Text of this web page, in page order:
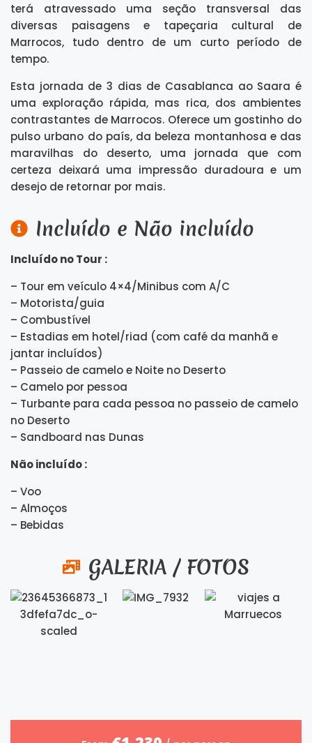
terá atravessado uma seção transversal das
diversas paisagens e tapeçaria cultural de
Marrocos, tudo dentro de um curto período de
tempo.
Esta jornada de 3 dias de Casablanca ao Saara é
uma exploração rápida, mas rica, dos ambientes
contrastantes de Marrocos. Oferece um gostinho do
pulso urbano do país, da beleza montanhosa e das
maravilhas do deserto, uma jornada que com
certeza deixará uma impressão duradoura e um
desejo de retornar por mais.
Incluído e Não incluído
Incluído no Tour :
– Tour em veículo 4×4/Minibus com A/C
– Motorista/guia
– Combustível
– Estadias em hotel/riad (com café da manhã e
jantar incluídos)
– Passeio de camelo e Noite no Deserto
– Camelo por pessoa
– Turbante para cada pessoa no passeio de camelo
no Deserto
– Sandboard nas Dunas
Não incluído :
– Voo
– Almoços
– Bebidas
GALERIA / FOTOS